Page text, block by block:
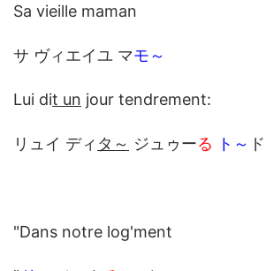
Sa vieille maman
サ ヴィエイユ マモ～
Lui dit un jour tendrement:
リュイ ディ タ～ ジュゥーる ト～ ド
"Dans notre log'ment